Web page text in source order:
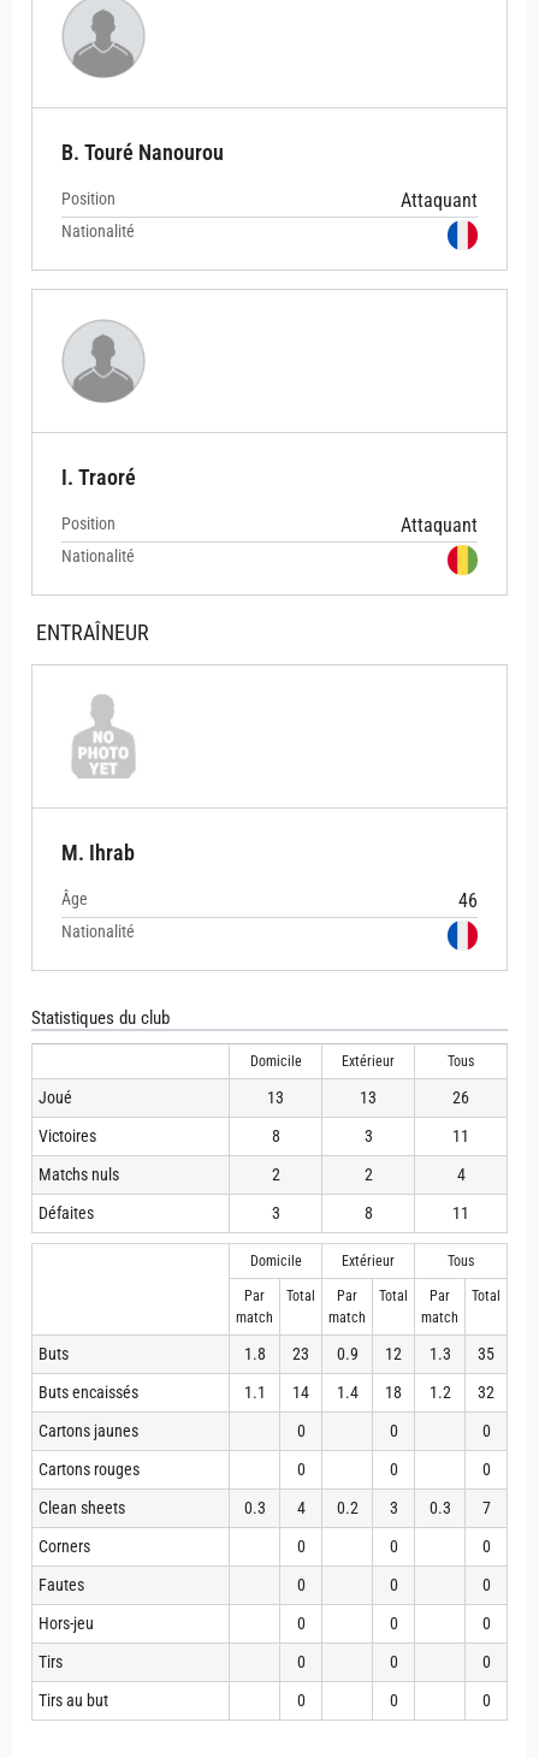
B. Touré Nanourou
Position Attaquant
Nationalité
I. Traoré
Position Attaquant
Nationalité
ENTRAÎNEUR
M. Ihrab
Âge 46
Nationalité
Statistiques du club
Domicile Extérieur Tous
Joué 13 13
26
Victoires
8 3
11
Matchs nuls
2 2
4
Défaites
3 8 11
Domicile Extérieur Tous
Par
match
Total
Par
match
Total
Par
match
Total
Buts 1.8 23 0.9 12 1.3
35
Buts encaissés
1.1 14 1.4 18 1.2
32
Cartons jaunes
0 0
0
Cartons rouges
0 0
0
Clean sheets
0.3 4 0.2 3 0.3
7
Corners
0 0
0
Fautes
0 0
0
Hors-jeu
0 0
0
Tirs
0 0
0
Tirs au but
0 0 0